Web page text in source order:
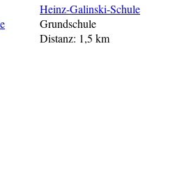
Heinz-Galinski-Schule
Grundschule
Distanz: 1,5 km